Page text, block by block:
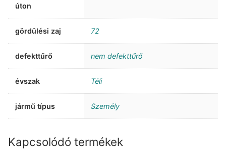
úton
gördülési zaj 72
defekttűrő nem defekttűrő
évszak Téli
jármű típus Személy
Kapcsolódó termékek